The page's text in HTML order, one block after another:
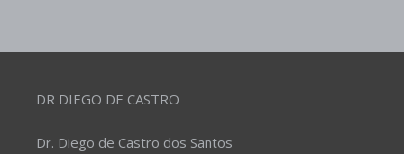
DR DIEGO DE CASTRO
Dr. Diego de Castro dos Santos